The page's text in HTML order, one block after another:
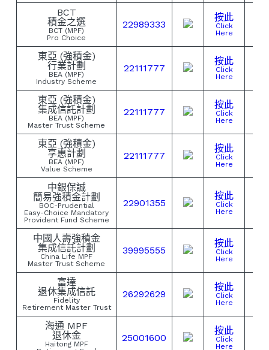
BCT
積金之選
BCT (MPF)
Pro Choice
22989333
按此
Click
Here
東亞 (強積金)
行業計劃
BEA (MPF)
Industry Scheme
22111777
按此
Click
Here
東亞 (強積金)
集成信託計劃
BEA (MPF)
Master Trust Scheme
22111777
按此
Click
Here
東亞 (強積金)
享惠計劃
BEA (MPF)
Value Scheme
22111777
按此
Click
Here
中銀保誠
簡易強積金計劃
BOC-Prudential
Easy-Choice Mandatory
Provident Fund Scheme
22901355
按此
Click
Here
中國人壽強積金
集成信託計劃
China Life MPF
Master Trust Scheme
39995555
按此
Click
Here
富達
退休集成信託
Fidelity
Retirement Master Trust
26292629
按此
Click
Here
海通 MPF
退休金
Haitong MPF
25001600
按此
Click
Here